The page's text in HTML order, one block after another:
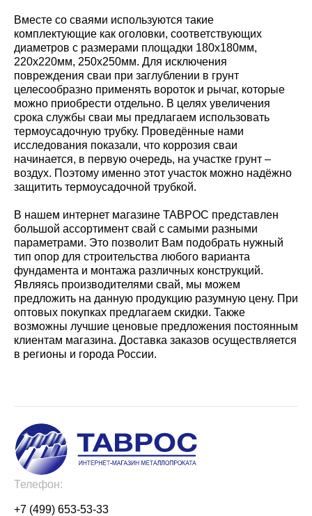
Вместе со сваями используются такие
комплектующие как оголовки, соответствующих
диаметров с размерами площадки 180х180мм,
220х220мм, 250х250мм. Для исключения
повреждения сваи при заглублении в грунт
целесообразно применять вороток и рычаг, которые
можно приобрести отдельно. В целях увеличения
срока службы сваи мы предлагаем использовать
термоусадочную трубку. Проведённые нами
исследования показали, что коррозия сваи
начинается, в первую очередь, на участке грунт –
воздух. Поэтому именно этот участок можно надёжно
защитить термоусадочной трубкой.
В нашем интернет магазине ТАВРОС представлен
большой ассортимент свай с самыми разными
параметрами. Это позволит Вам подобрать нужный
тип опор для строительства любого варианта
фундамента и монтажа различных конструкций.
Являясь производителями свай, мы можем
предложить на данную продукцию разумную цену. При
оптовых покупках предлагаем скидки. Также
возможны лучшие ценовые предложения постоянным
клиентам магазина. Доставка заказов осуществляется
в регионы и города России.
Телефон:
+7 (499) 653-53-33